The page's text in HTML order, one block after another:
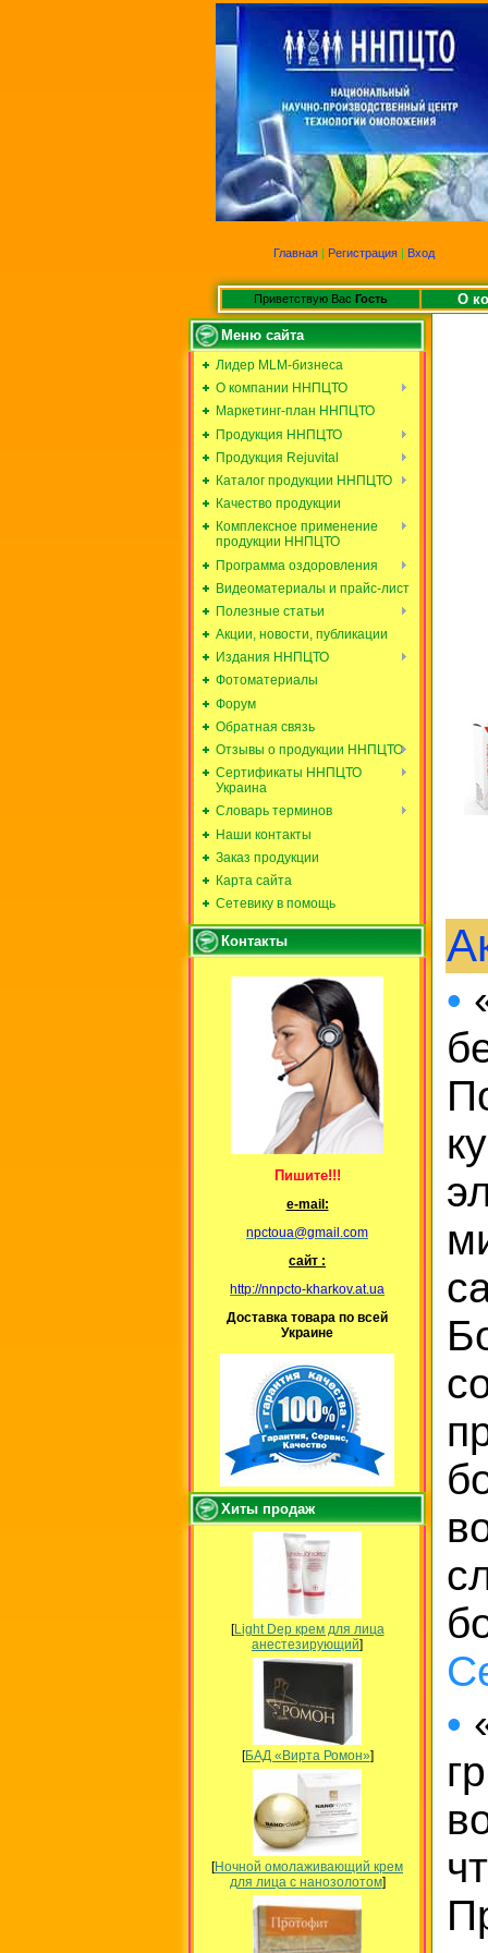
Главная | Регистрация | Вход
Приветствую Вас Гость О
Меню сайта
Лидер MLM-бизнеса
О компании ННПЦТО
Маркетинг-план ННПЦТО
Продукция ННПЦТО
Продукция Rejuvital
Каталог продукции ННПЦТО
Качество продукции
Комплексное применение
продукции ННПЦТО
Программа оздоровления
Видеоматериалы и прайс-лист
Полезные статьи
Акции, новости, публикации
Издания ННПЦТО
Фотоматериалы
Форум
Обратная связь
Отзывы о продукции ННПЦТО
Сертификаты ННПЦТО
Украина
Словарь терминов
Наши контакты
Заказ продукции
Карта сайта
Сетевику в помощь
Контакты
Пишите!!!
е-mail:
npctoua@gmail.com
сайт :
http://nnpcto-kharkov.at.ua
Доставка товара по всей
Украине
Хиты продаж
[Light Dep крем для лица
анестезирующий]
[БАД «Вирта Ромон»]
[Ночной омолаживающий крем
для лица с нанозолотом]
•
•